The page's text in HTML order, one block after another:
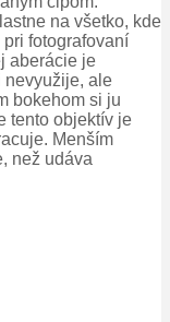
na všetko, kde
fotografovaní
aberácie je
ale
bokehom si ju
tento objektív je
Menším
než udáva